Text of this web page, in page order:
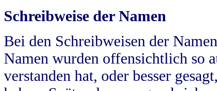
Schreibweise der Namen
Bei den Schreibweisen der
Namen wurden offensichtlich so
verstanden hat, oder besser